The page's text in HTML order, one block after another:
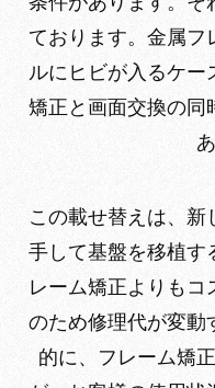
ております。金属フ
ルにヒビが入るケー
矯正と画面交換の同
この載せ替えは、新
手して基盤を移植す
レーム矯正よりもコ
のため修理代が変動
的に、フレーム矯